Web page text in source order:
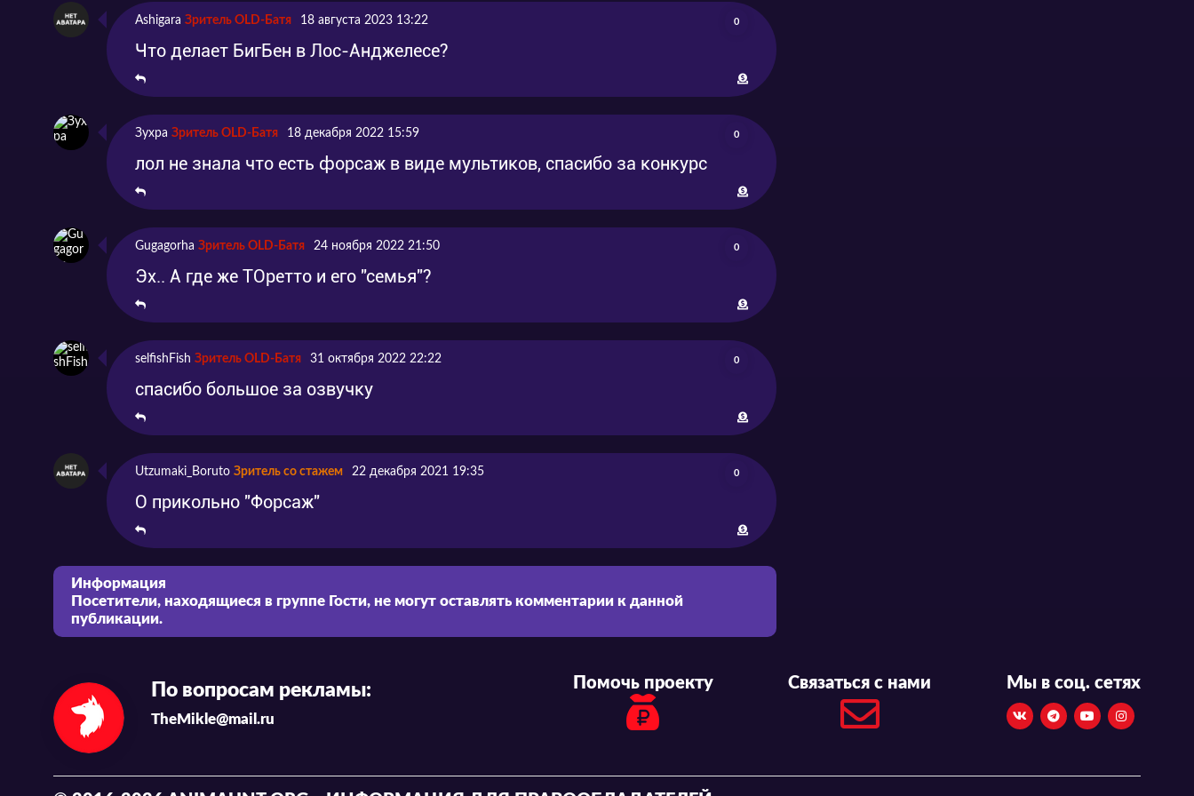
Серия 11
Часть 1
2021-12-22
Серия 12
Попрощайся с Голливудом,
2021-12-22
Ashigara Зритель OLD-Батя 18 августа 2023 13:22 0
Что делает БигБен в Лос-Анджелесе?
Зухра Зритель OLD-Батя 18 декабря 2022 15:59 0
лол не знала что есть форсаж в виде мультиков, спасибо за конкурс
Gugagorha Зритель OLD-Батя 24 ноября 2022 21:50 0
Эх.. А где же ТОретто и его "семья"?
selfishFish Зритель OLD-Батя 31 октября 2022 22:22 0
спасибо большое за озвучку
Utzumaki_Boruto Зритель со стажем 22 декабря 2021 19:35 0
О прикольно "Форсаж"
Информация
Посетители, находящиеся в группе Гости, не могут оставлять комментарии к данной
публикации.
По вопросам рекламы:
TheMikle@mail.ru
Помочь проекту Связаться с нами Мы в соц. сетях